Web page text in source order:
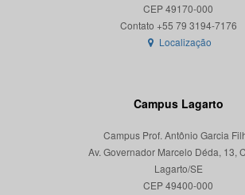
CEP 49170-000
Localização
Campus Lagarto
Campus Prof. Antônio Garcia
Av. Governador Marcelo Déda, 13,
Lagarto/SE
CEP 49400-000